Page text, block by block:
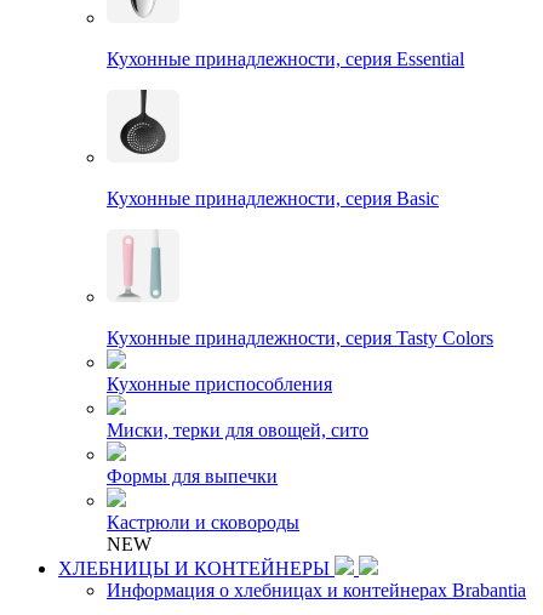
Кухонные принадлежности, серия Essential
Кухонные принадлежности, серия Basic
Кухонные принадлежности, серия Tasty Colors
Кухонные приспособления
Миски, терки для овощей, сито
Формы для выпечки
Кастрюли и сковороды
NEW
ХЛЕБНИЦЫ И КОНТЕЙНЕРЫ
Информация о хлебницах и контейнерах Brabantia